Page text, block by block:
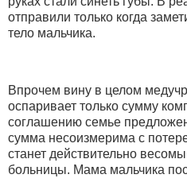
отправили только когда
тело мальчика.
Впрочем вину в целом
оспаривает только сумму
соглашению семье
сумма несоизмерима с
станет действительно
больницы. Мама мальчика